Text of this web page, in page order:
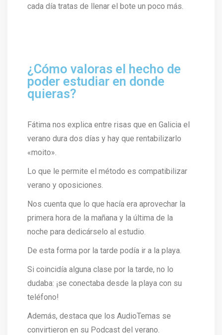
cada día tratas de llenar el bote un poco más.
¿Cómo valoras el hecho de
poder estudiar en donde
quieras?
Fátima nos explica entre risas que en Galicia el
verano dura dos días y hay que rentabilizarlo
«moito».
Lo que le permite el método es compatibilizar
verano y oposiciones.
Nos cuenta que lo que hacía era aprovechar la
primera hora de la mañana y la última de la
noche para dedicárselo al estudio.
De esta forma por la tarde podía ir a la playa.
Si coincidía alguna clase por la tarde, no lo
dudaba: ¡se conectaba desde la playa con su
teléfono!
Además, destaca que los AudioTemas se
convirtieron en su Podcast del verano.